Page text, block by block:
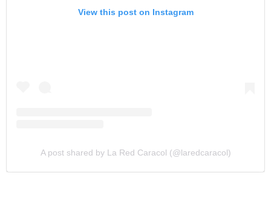
View this post on Instagram
A post shared by La Red Caracol (@laredcaracol)